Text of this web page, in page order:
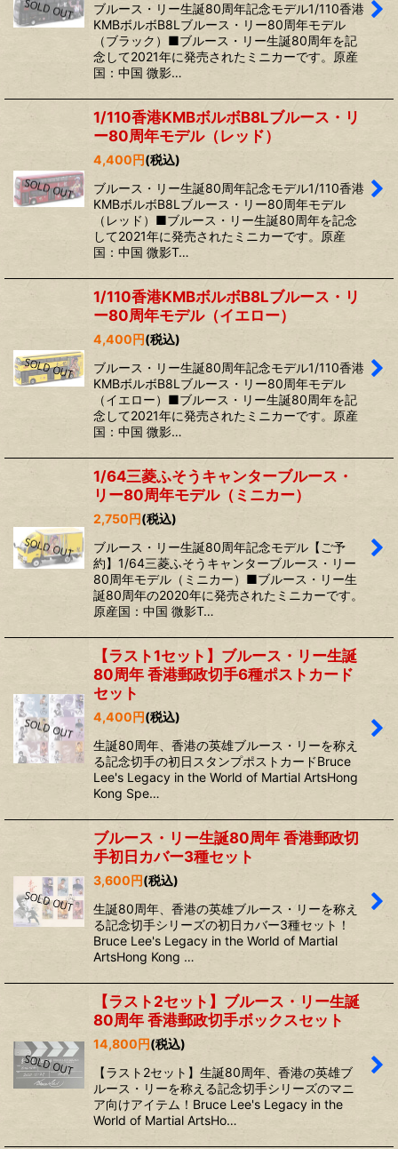
ブルース・リー生誕80周年記念モデル1/110香港
KMBボルボB8Lブルース・リー80周年モデル
（ブラック）■ブルース・リー生誕80周年を記
念して2021年に発売されたミニカーです。原産
国：中国 微影…
1/110香港KMBボルボB8Lブルース・リ
ー80周年モデル（レッド）
4,400円(税込)
ブルース・リー生誕80周年記念モデル1/110香港
KMBボルボB8Lブルース・リー80周年モデル
（レッド）■ブルース・リー生誕80周年を記念
して2021年に発売されたミニカーです。原産
国：中国 微影T…
1/110香港KMBボルボB8Lブルース・リ
ー80周年モデル（イエロー）
4,400円(税込)
ブルース・リー生誕80周年記念モデル1/110香港
KMBボルボB8Lブルース・リー80周年モデル
（イエロー）■ブルース・リー生誕80周年を記
念して2021年に発売されたミニカーです。原産
国：中国 微影…
1/64三菱ふそうキャンターブルース・
リー80周年モデル（ミニカー）
2,750円(税込)
ブルース・リー生誕80周年記念モデル【ご予
約】1/64三菱ふそうキャンターブルース・リー
80周年モデル（ミニカー）■ブルース・リー生
誕80周年の2020年に発売されたミニカーです。
原産国：中国 微影T…
【ラスト1セット】ブルース・リー生誕
80周年 香港郵政切手6種ポストカード
セット
4,400円(税込)
生誕80周年、香港の英雄ブルース・リーを称え
る記念切手の初日スタンプポストカードBruce
Lee's Legacy in the World of Martial ArtsHong
Kong Spe…
ブルース・リー生誕80周年 香港郵政切
手初日カバー3種セット
3,600円(税込)
生誕80周年、香港の英雄ブルース・リーを称え
る記念切手シリーズの初日カバー3種セット！
Bruce Lee's Legacy in the World of Martial
ArtsHong Kong …
【ラスト2セット】ブルース・リー生誕
80周年 香港郵政切手ボックスセット
14,800円(税込)
【ラスト2セット】生誕80周年、香港の英雄ブ
ルース・リーを称える記念切手シリーズのマニ
ア向けアイテム！Bruce Lee's Legacy in the
World of Martial ArtsHo…